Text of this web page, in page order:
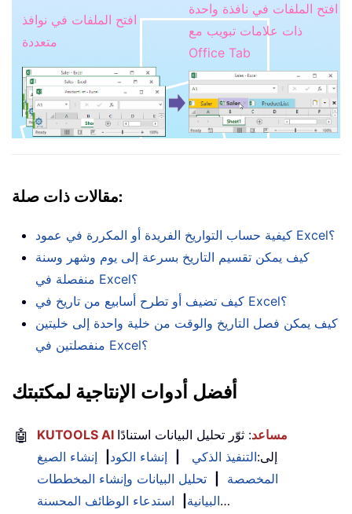
افتح الملفات في نوافذ
متعددة
افتح الملفات في نافذة واحدة
ذات علامات تبويب مع
Office Tab
مقالات ذات صلة:
كيفية حساب التواريخ الفريدة أو المكررة في عمود Excel؟
كيف يمكن تقسيم التاريخ بسرعة إلى يوم وشهر وسنة
منفصلة في Excel؟
كيف تضيف أو تطرح أسابيع من تاريخ في Excel؟
كيف يمكن فصل التاريخ والوقت من خلية واحدة إلى خليتين
منفصلتين في Excel؟
أفضل أدوات الإنتاجية لمكتبتك
🤖 KUTOOLS AI مساعد: ثوّر تحليل البيانات استنادًا
إلى:التنفيذ الذكي إنشاء الكود
إنشاء الصيغ
المخصصة
تحليل البيانات وإنشاء المخططات
البيانية
استدعاء الوظائف المحسنة
…